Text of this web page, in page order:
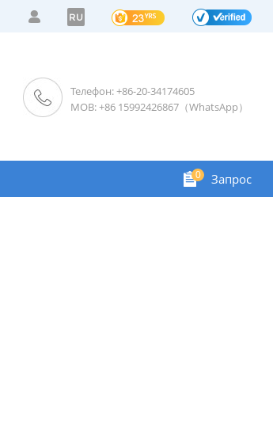
RU
Телефон: +86-20-34174605
MOB: +86 15992426867（WhatsApp）
0 Запрос